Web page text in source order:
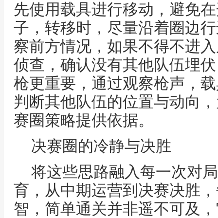
先使用载具进行移动，避免
子，转移时，尽量沿着圈边
察前方情况，如果不得不进
侦查，确认没有其他队伍埋
枪更重要，通过观察枪声，
判断其他队伍的位置与动向
赛圈策略提供依据。
决赛圈的冷静与决胜
将这些思路融入每一次对
育，从中期运营到决赛决胜
智，简单通关并非遥不可及